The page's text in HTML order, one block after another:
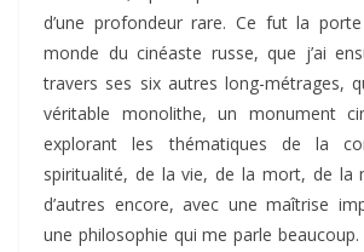
d’une profondeur rare. Ce fut la
monde du cinéaste russe, que j’ai
travers ses six autres long-métrages,
véritable monolithe, un monument
explorant les thématiques de la
spiritualité, de la vie, de la mort, de la
d’autres encore, avec une maîtrise
une philosophie qui me parle beaucoup.